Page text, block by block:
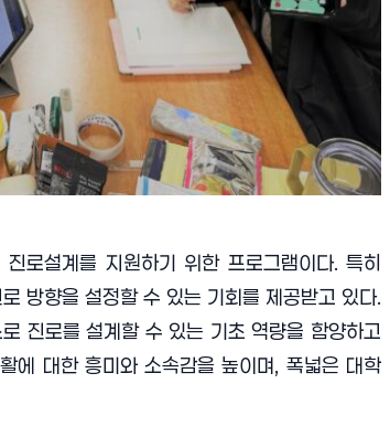
설계를 지원하기 위한 프로그램이다. 특히
방향을 설정할 수 있는 기회를 제공받고 있다.
진로를 설계할 수 있는 기초 역량을 함양하고
에 대한 흥미와 소속감을 높이며, 폭넓은 대학